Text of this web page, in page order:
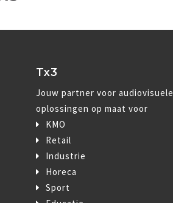
Tx3
Jouw partner voor audiovisuele
oplossingen op maat voor
KMO
Retail
Industrie
Horeca
Sport